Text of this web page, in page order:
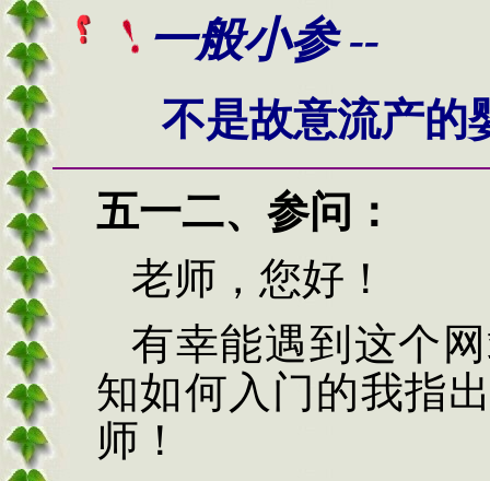
一般小参 --
不是故意流产的
五一二、 参问 ：
老师，您好！
有幸能遇到这个
知如何入门的我指
师！